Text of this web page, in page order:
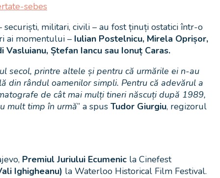
sebes
militari, civili – au fost ținuți ostatici într-o
ai momentului – Iulian Postelnicu, Mirela Oprișor,
Ștefan Iancu sau Ionuț Caras.
secol, printre altele și pentru că urmările ei n-au
din rândul oamenilor simpli. Pentru că adevărul a
de cât mai mulți tineri născuți după 1989,
mult timp în urmă” a spus Tudor Giurgiu, regizorul
Premiul Juriului Ecumenic la Cinefest
Ighigheanu) la Waterloo Historical Film Festival.